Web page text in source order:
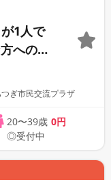
1人で
への婚
ぎ市民交流プラザ
20〜39歳 0円
◎受付中